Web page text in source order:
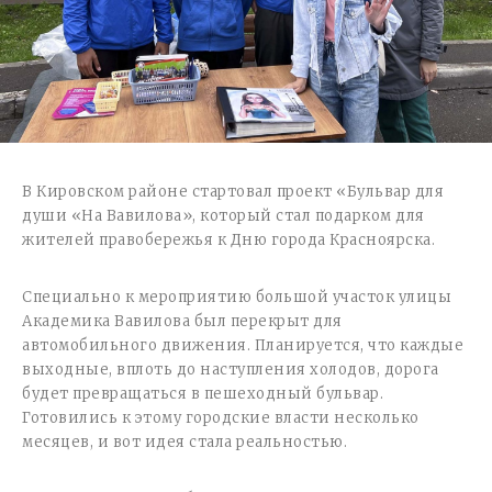
В Кировском районе стартовал проект «Бульвар для
души «На Вавилова», который стал подарком для
жителей правобережья к Дню города Красноярска.
Специально к мероприятию большой участок улицы
Академика Вавилова был перекрыт для
автомобильного движения. Планируется, что каждые
выходные, вплоть до наступления холодов, дорога
будет превращаться в пешеходный бульвар.
Готовились к этому городские власти несколько
месяцев, и вот идея стала реальностью.